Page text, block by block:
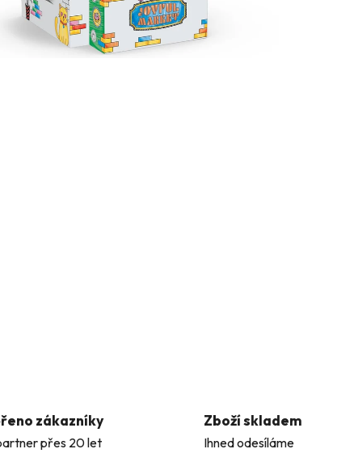
zákazníky
přes 20 let
Zboží skladem
Ihned odesíláme